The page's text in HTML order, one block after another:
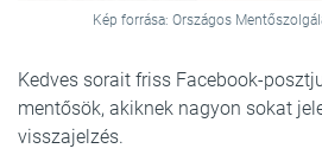
Kép forrása: Országos
Kedves sorait friss Facebook-
mentősök, akiknek nagyon sokat
visszajelzés.